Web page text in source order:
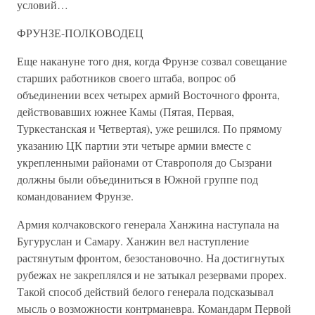
условий…
ФРУНЗЕ-ПОЛКОВОДЕЦ
Еще накануне того дня, когда Фрунзе созвал совещание
старших работников своего штаба, вопрос об
объединении всех четырех армий Восточного фронта,
действовавших южнее Камы (Пятая, Первая,
Туркестанская и Четвертая), уже решился. По прямому
указанию ЦК партии эти четыре армии вместе с
укрепленными районами от Ставрополя до Сызрани
должны были объединиться в Южной группе под
командованием Фрунзе.
Армия колчаковского генерала Ханжина наступала на
Бугуруслан и Самару. Ханжин вел наступление
растянутым фронтом, безостановочно. На достигнутых
рубежах не закреплялся и не затыкал резервами прорех.
Такой способ действий белого генерала подсказывал
мысль о возможности контрманевра. Командарм Первой